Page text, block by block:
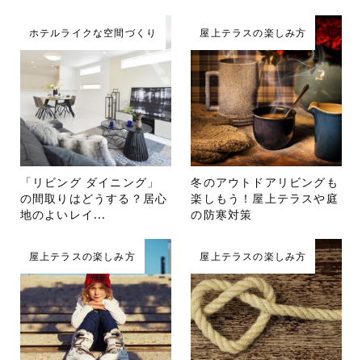
ホテルライクな空間づくり
「リビング ダイニング」
の間取りはどうする？居心
地のよいレイ...
屋上テラスの楽しみ方
冬のアウトドアリビングも
楽しもう！屋上テラスや庭
の防寒対策
屋上テラスの楽しみ方 屋上テラスの楽しみ方